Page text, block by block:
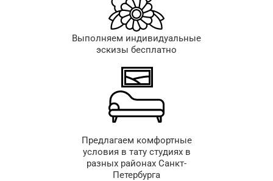
Выполняем индивидуальные
эскизы бесплатно
Предлагаем комфортные
условия в тату студиях в
разных районах Санкт-
Петербурга